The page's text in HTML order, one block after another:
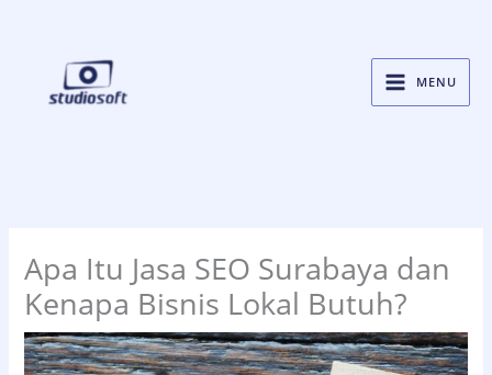
MENU
Apa Itu Jasa SEO Surabaya dan
Kenapa Bisnis Lokal Butuh?